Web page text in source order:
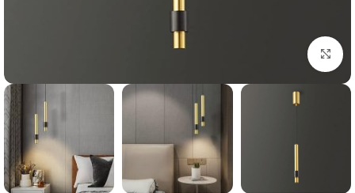
بزرگنمایی تصویر